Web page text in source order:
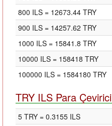
800 ILS = 12673.44 TRY
900 ILS = 14257.62 TRY
1000 ILS = 15841.8 TRY
10000 ILS = 158418 TRY
100000 ILS = 1584180 TRY
TRY ILS Para Çevirici
5 TRY = 0.3155 ILS